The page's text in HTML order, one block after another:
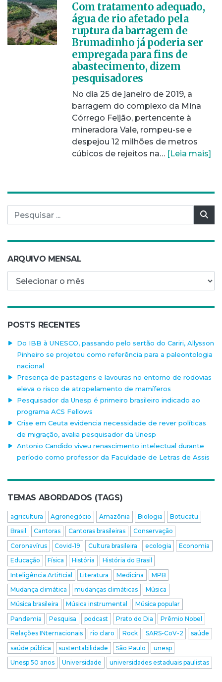
Com tratamento adequado,
água de rio afetado pela
ruptura da barragem de
Brumadinho já poderia ser
empregada para fins de
abastecimento, dizem
pesquisadores
No dia 25 de janeiro de 2019, a
barragem do complexo da Mina
Córrego Feijão, pertencente à
mineradora Vale, rompeu-se e
despejou 12 milhões de metros
cúbicos de rejeitos na… [Leia mais]
Pesquisar por:
ARQUIVO MENSAL
Arquivo mensal
POSTS RECENTES
Do IBB à UNESCO, passando pelo sertão do Cariri, Allysson
Pinheiro se projetou como referência para a paleontologia
nacional
Presença de pastagens e lavouras no entorno de rodovias
eleva o risco de atropelamento de mamíferos
Pesquisador da Unesp é primeiro brasileiro indicado ao
programa ACS Fellows
Crise em Ceuta evidencia necessidade de rever políticas
de migração, avalia pesquisador da Unesp
Antonio Candido viveu renascimento intelectual durante
período como professor da Faculdade de Letras de Assis
TEMAS ABORDADOS (TAGS)
agricultura Agronegócio Amazônia Biologia
Botucatu
Brasil
Cantoras Cantoras brasileiras
Conservação
Coronavírus
Covid-19 Cultura brasileira ecologia
Economia
Educação
Física História
História do Brasil
Inteligência Artificial
Literatura Medicina
MPB
Mudança climática
mudanças climáticas
Música
Música brasileira
Música instrumental
Música popular
Pandemia
Pesquisa podcast Prato do Dia
Prêmio Nobel
Relações INternacionais
rio claro Rock SARS-CoV-2
saúde
saúde pública
sustentabilidade São Paulo
unesp
Unesp 50 anos
Universidade universidades estaduais paulistas